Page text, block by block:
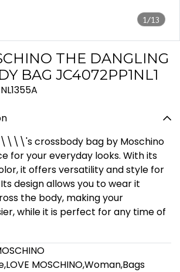
1/13
THE DANGLING
BAG JC4072PP1NL1
crossbody bag by Moschino
for your everyday looks. With its
it offers versatility and style for
design allows you to wear it
the body, making your
while it is perfect for any time of
,LOVE MOSCHINO,Woman,Bags